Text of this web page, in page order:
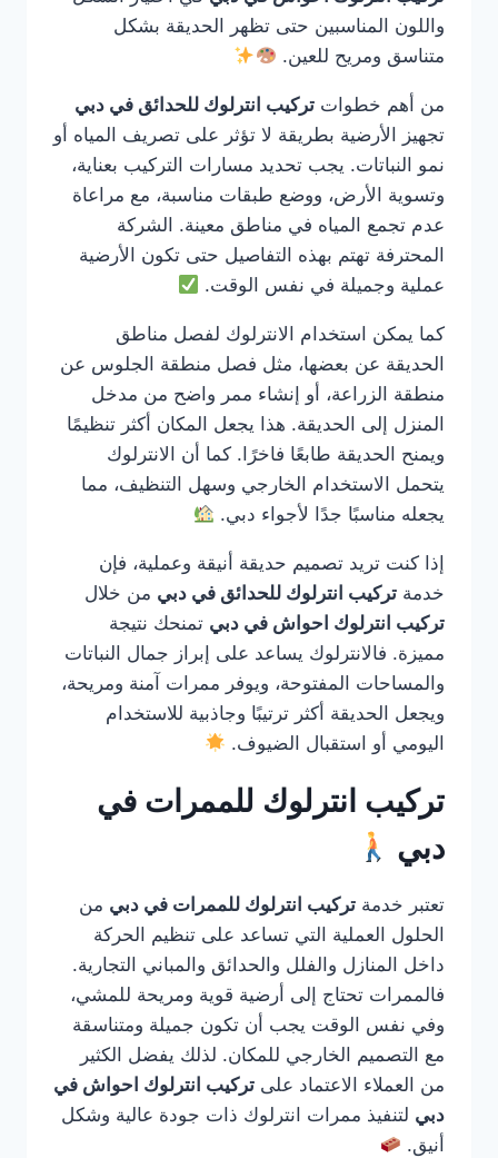
واللون المناسبين حتى تظهر الحديقة بشكل
متناسق ومريح للعين.
من أهم خطوات تركيب انترلوك للحدائق في دبي
تجهيز الأرضية بطريقة لا تؤثر على تصريف المياه أو
نمو النباتات. يجب تحديد مسارات التركيب بعناية،
وتسوية الأرض، ووضع طبقات مناسبة، مع مراعاة
عدم تجمع المياه في مناطق معينة. الشركة
المحترفة تهتم بهذه التفاصيل حتى تكون الأرضية
عملية وجميلة في نفس الوقت.
كما يمكن استخدام الانترلوك لفصل مناطق
الحديقة عن بعضها، مثل فصل منطقة الجلوس عن
منطقة الزراعة، أو إنشاء ممر واضح من مدخل
المنزل إلى الحديقة. هذا يجعل المكان أكثر تنظيمًا
ويمنح الحديقة طابعًا فاخرًا. كما أن الانترلوك
يتحمل الاستخدام الخارجي وسهل التنظيف، مما
يجعله مناسبًا جدًا لأجواء دبي.
إذا كنت تريد تصميم حديقة أنيقة وعملية، فإن
خدمة تركيب انترلوك للحدائق في دبي من خلال
تركيب انترلوك احواش في دبي تمنحك نتيجة
مميزة. فالانترلوك يساعد على إبراز جمال النباتات
والمساحات المفتوحة، ويوفر ممرات آمنة ومريحة،
ويجعل الحديقة أكثر ترتيبًا وجاذبية للاستخدام
اليومي أو استقبال الضيوف.
تركيب انترلوك للممرات في
دبي
تعتبر خدمة تركيب انترلوك للممرات في دبي من
الحلول العملية التي تساعد على تنظيم الحركة
داخل المنازل والفلل والحدائق والمباني التجارية.
فالممرات تحتاج إلى أرضية قوية ومريحة للمشي،
وفي نفس الوقت يجب أن تكون جميلة ومتناسقة
مع التصميم الخارجي للمكان. لذلك يفضل الكثير
من العملاء الاعتماد على تركيب انترلوك احواش في
دبي لتنفيذ ممرات انترلوك ذات جودة عالية وشكل
أنيق.